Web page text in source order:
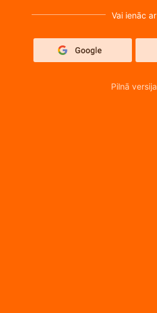
Vai ienāc ar
Pilnā versija